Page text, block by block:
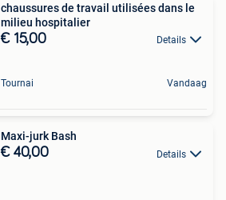
chaussures de travail utilisées dans le
milieu hospitalier
€ 15,00 Details
Tournai Vandaag
Maxi-jurk Bash
€ 40,00 Details